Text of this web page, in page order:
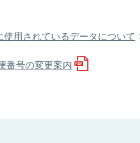
用されているデータについて
番号の変更案内